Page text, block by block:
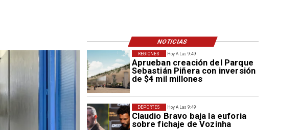
Hoy A Las 9:49
Aprueban creación del Parque
Sebastián Piñera con inversión
de $4 mil millones
REGIONES
Hoy A Las 9:49
Claudio Bravo baja la euforia
sobre fichaje de Vozinha
DEPORTES
NOTICIAS